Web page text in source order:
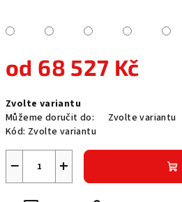
od 68 527 Kč
cena:
Zvolte variantu
Můžeme doručit do:
Zvolte variantu
Kód: Zvolte variantu
+
−